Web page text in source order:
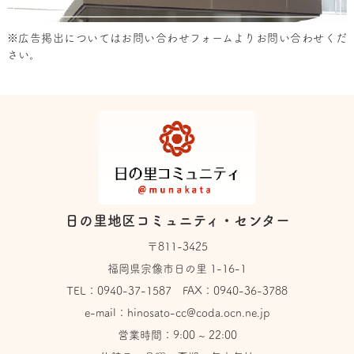
※広告掲出については お問い合わせフォーム よりお問い合わせくだ
さい。
日の里地区コミュニティ・センター
〒811-3425
福岡県宗像市日の里 1-16-1
TEL： 0940-37-1587 FAX：0940-36-3788
e-mail： hinosato-cc@coda.ocn.ne.jp
営業時間：9:00 ~ 22:00